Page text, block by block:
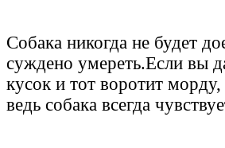
Собака никогда не будет
суждено умереть.Если вы
кусок и тот воротит
ведь собака всегда